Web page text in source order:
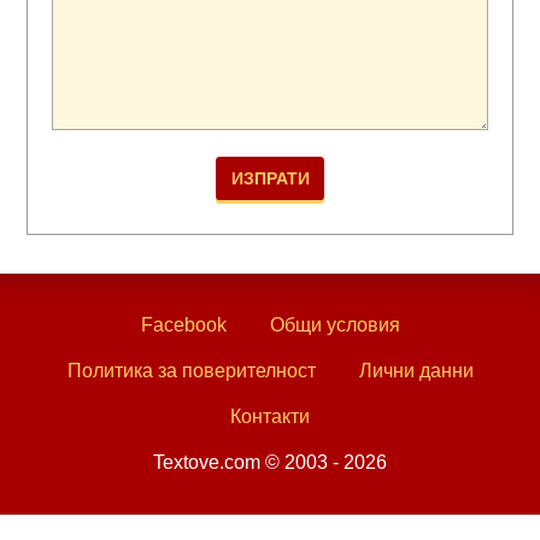
Facebook Общи условия
Политика за поверителност Лични данни
Контакти
Textove.com © 2003 - 2026